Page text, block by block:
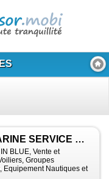
NANNI MOTEURS DIESEL – MARINE SERVICE CATALAN
BLUE, Vente et
Groupes
Equipement Nautiques et